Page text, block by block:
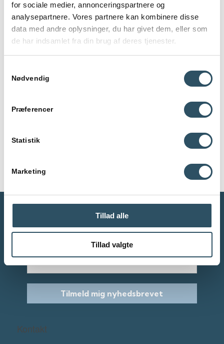
for sociale medier, annonceringspartnere og
analysepartnere. Vores partnere kan kombinere disse
data med andre oplysninger, du har givet dem, eller som
de har indsamlet fra din brug af deres tjenester.
Nødvendig
Præferencer
Statistik
Marketing
Tillad alle
Tillad valgte
OM VORES
UNDERVISERE
Studiecoachens undervisere har alle solid undervisningserfaring
og er i stand til at videreformidle fagets emner på en måde, der
undervisning, og undervisningsmetoden bliver tilpasset dit
Abonnér på vores nyheder
E-mail
Tilmeld mig nyhedsbrevet
Kontakt